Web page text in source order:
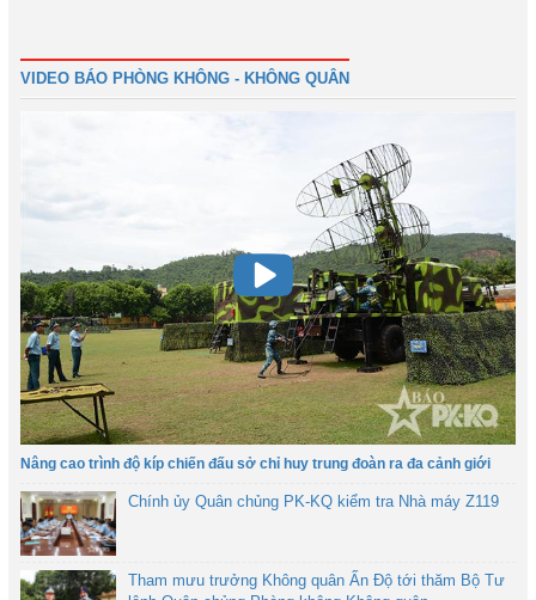
VIDEO BÁO PHÒNG KHÔNG - KHÔNG QUÂN
Nâng cao trình độ kíp chiến đấu sở chỉ huy trung đoàn ra đa cảnh giới
Chính ủy Quân chủng PK-KQ kiểm tra Nhà máy Z119
Tham mưu trưởng Không quân Ấn Độ tới thăm Bộ Tư